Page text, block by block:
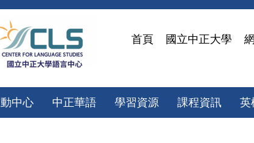
首頁 國立中正大學
中心 中正華語 學習資源 課程資訊 英